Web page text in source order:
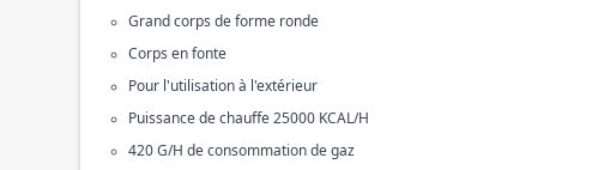
Grand corps de forme ronde
Corps en fonte
Pour l'utilisation à l'extérieur
Puissance de chauffe 25000 KCAL/H
420 G/H de consommation de gaz